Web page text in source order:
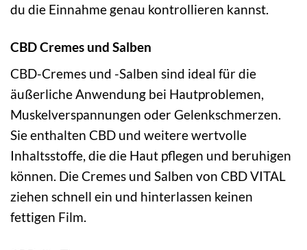
du die Einnahme genau kontrollieren kannst.
CBD Cremes und Salben
CBD-Cremes und -Salben sind ideal für die
äußerliche Anwendung bei Hautproblemen,
Muskelverspannungen oder Gelenkschmerzen.
Sie enthalten CBD und weitere wertvolle
Inhaltsstoffe, die die Haut pflegen und beruhigen
können. Die Cremes und Salben von CBD VITAL
ziehen schnell ein und hinterlassen keinen
fettigen Film.